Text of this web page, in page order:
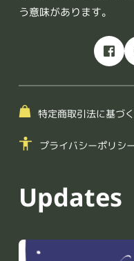
う意味があります。
特定商取引法に基づ
プライバシーポリシ
Updates